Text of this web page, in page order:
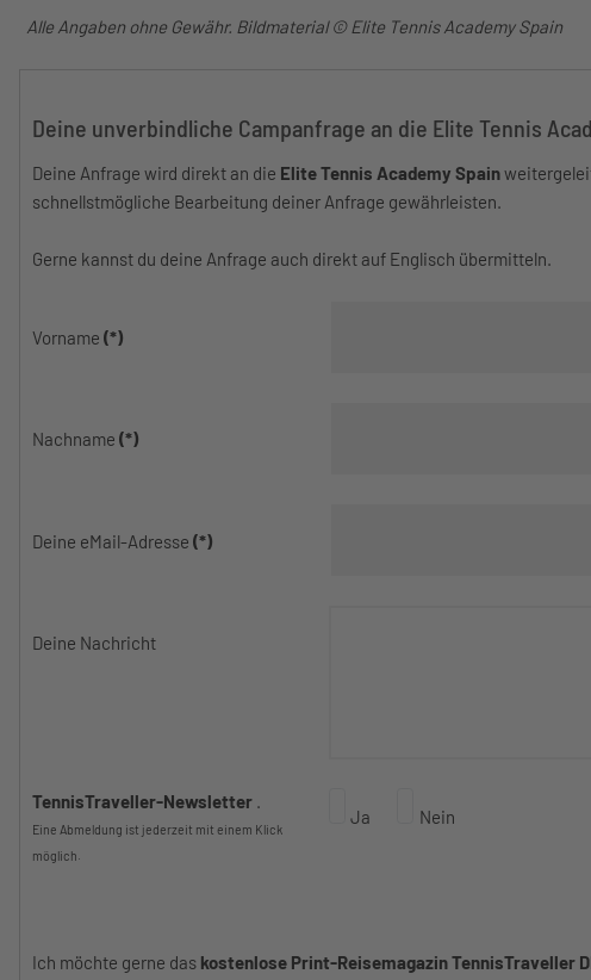
Alle Angaben ohne Gewähr. Bildmaterial © Elite Tennis Academy Spain
Deine unverbindliche Campanfrage an die Elite Tennis
Deine Anfrage wird direkt an die Elite Tennis Academy Spain
schnellstmögliche Bearbeitung deiner Anfrage gewährleisten.
Gerne kannst du deine Anfrage auch direkt auf Englisch übermitteln.
Vorname (*)
Nachname (*)
Deine eMail-Adresse (*)
Deine Nachricht
TennisTraveller-Newsletter .
Eine Abmeldung ist jederzeit mit einem Klick
möglich.
Ja Nein
Ich möchte gerne das kostenlose Print-Reisemagazin TennisTraveller